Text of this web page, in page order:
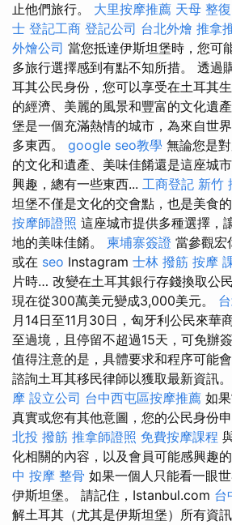
止他們旅行。 大里按摩推薦 天母 整復
士 登記工商 登記公司 台北外燴 推拿
外燴公司 當您抵達伊斯坦堡時，您可
多旅行選擇感到有點不知所措。 透過
耳其公民身份，您可以享受在土耳其
的經濟、美麗的風景和豐富的文化遺產
堡是一個充滿熱情的城市，為來自世
多東西。 google seo教學 無論您是
的文化和遺產、美味佳餚還是這座城
興趣，總有一些東西... 工商登記 新竹
坦堡不僅是文化的交會點，也是美食
按摩師證照 這座城市提供多種選擇，
地的美味佳餚。 柬埔寨簽證 當參觀宏
或在 seo Instagram 士林 撥筋 按摩
片時… 改變在土耳其銀行存錢換取公
現在從300萬美元變成3,000美元。
月14日至11月30日，匈牙利公民來華
至過境，且停留不超過15天，可免辦
值得注意的是，具體要求和程序可能
諮詢土耳其移民律師以獲取最新資訊。
摩 設立公司 台中西屯區按摩推薦 如
真實或您有其他意圖，您的公民身份申
北投 撥筋 推拿師證照 免費按摩課程
化相關的內容，以及會員可能感興趣的
中 按摩 整骨 如果一個人只能看一眼
伊斯坦堡。 請記住，Istanbul.com 台
解土耳其（尤其是伊斯坦堡）所有資